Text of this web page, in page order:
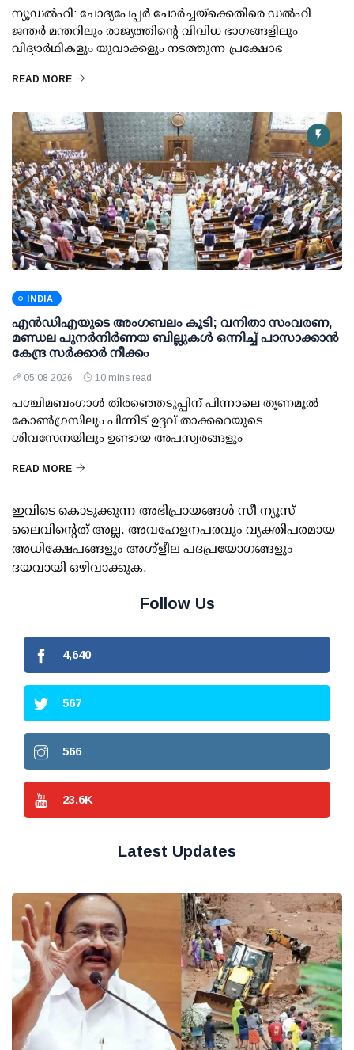
ന്യൂഡല്‍ഹി: ചോദ്യപേപ്പര്‍ ചോര്‍ച്ചയ്ക്കെതിരെ ഡല്‍ഹി
ജന്തര്‍ മന്തറിലും രാജ്യത്തിന്റെ വിവിധ ഭാഗങ്ങളിലും
വിദ്യാര്‍ഥികളും യുവാക്കളും നടത്തുന്ന പ്രക്ഷോഭ
READ MORE
INDIA
എന്‍ഡിഎയുടെ അംഗബലം കൂടി; വനിതാ സംവരണ,
മണ്ഡല പുനര്‍നിര്‍ണയ ബില്ലുകള്‍ ഒന്നിച്ച് പാസാക്കാന്‍
കേന്ദ്ര സര്‍ക്കാര്‍ നീക്കം
05 08 2026 10 mins read
പശ്ചിമബംഗാള്‍ തിരഞ്ഞെടുപ്പിന് പിന്നാലെ തൃണമൂല്‍
കോണ്‍ഗ്രസിലും പിന്നീട് ഉദ്ദവ് താക്കറെയുടെ
ശിവസേനയിലും ഉണ്ടായ അപസ്വരങ്ങളും
READ MORE
ഇവിടെ കൊടുക്കുന്ന അഭിപ്രായങ്ങള്‍ സീ ന്യൂസ്
ലൈവിന്റെത് അല്ല. അവഹേളനപരവും വ്യക്തിപരമായ
അധിക്ഷേപങ്ങളും അശ്‌ളീല പദപ്രയോഗങ്ങളും
ദയവായി ഒഴിവാക്കുക.
Follow Us
4,990
610
612
25.5K
Latest Updates